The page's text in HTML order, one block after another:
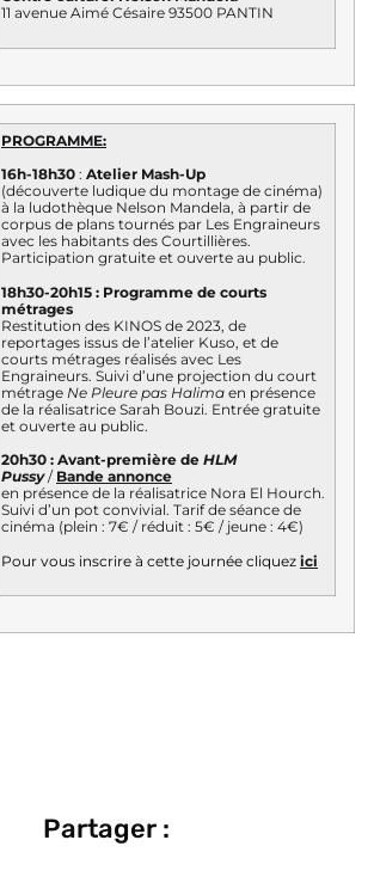
11 avenue Aimé Césaire 93500 PANTIN
PROGRAMME:
16h-18h30 : Atelier Mash-Up
(découverte ludique du montage de cinéma)
à la ludothèque Nelson Mandela, à partir de
corpus de plans tournés par Les Engraineurs
avec les habitants des Courtillières.
Participation gratuite et ouverte au public.
18h30-20h15 : Programme de courts
métrages
Restitution des KINOS de 2023, de
reportages issus de l’atelier Kuso, et de
courts métrages réalisés avec Les
Engraineurs. Suivi d’une projection du court
métrage Ne Pleure pas Halima en présence
de la réalisatrice Sarah Bouzi. Entrée gratuite
et ouverte au public.
20h30 : Avant-première de HLM
Pussy / Bande annonce
en présence de la réalisatrice Nora El Hourch.
Suivi d’un pot convivial. Tarif de séance de
cinéma (plein : 7€ / réduit : 5€ / jeune : 4€)
Pour vous inscrire à cette journée cliquez ici
Partager :